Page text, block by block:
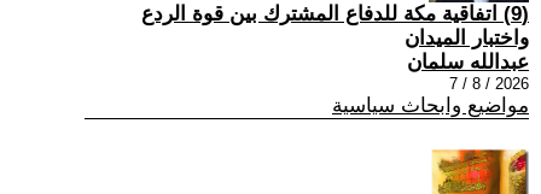
(9) اتفاقية مكة للدفاع المشترك بين قوة الردع
واختبار الميدان
عبدالله سلمان
2026 / 8 / 7
مواضيع وابحاث سياسية